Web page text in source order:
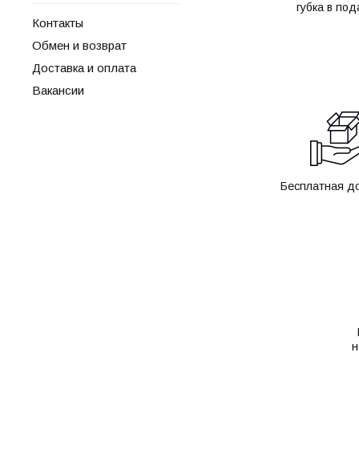
Контакты
Обмен и возврат
Доставка и оплата
Вакансии
губка в
Бесплатная